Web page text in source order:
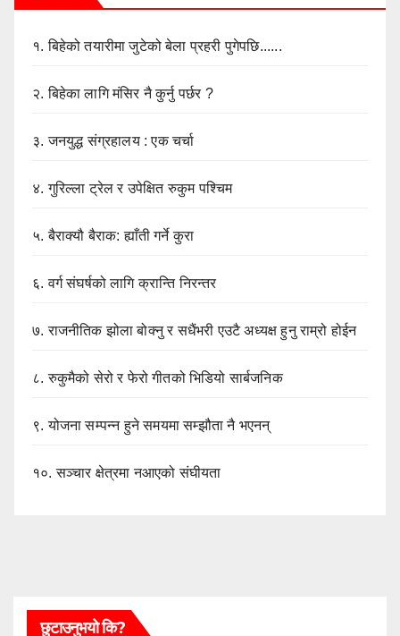
१.बिहेको तयारीमा जुटेको बेला प्रहरी पुगेपछि......
२.बिहेका लागि मंसिर नै कुर्नु पर्छर ?
३.जनयुद्ध संग्रहालय : एक चर्चा
४.गुरिल्ला ट्रेल र उपेक्षित रुकुम पश्चिम
५.बैराक्यौ बैराक: ह्याँती गर्ने कुरा
६.वर्ग संघर्षको लागि क्रान्ति निरन्तर
७.राजनीतिक झोला बोक्नु र सधैंभरी एउटै अध्यक्ष हुनु राम्रो होईन
८.रुकुमैको सेरो र फेरो गीतको भिडियो सार्बजनिक
९.योजना सम्पन्न हुने समयमा सम्झौता नै भएनन्
१०.सञ्चार क्षेत्रमा नआएको संघीयता
छुटाउनुभयो कि?